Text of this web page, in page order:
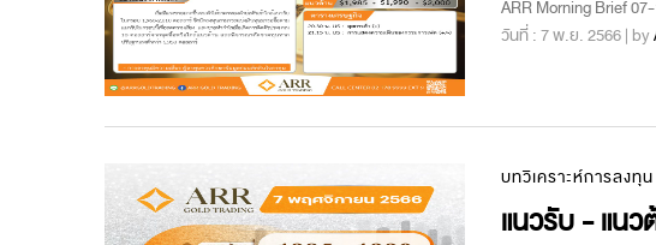
ARR Morning Brief
วันที่ : 7 พ.ย. 2566 | by
บทวิเคราะห์การลงทุน
แนวรับ - แน